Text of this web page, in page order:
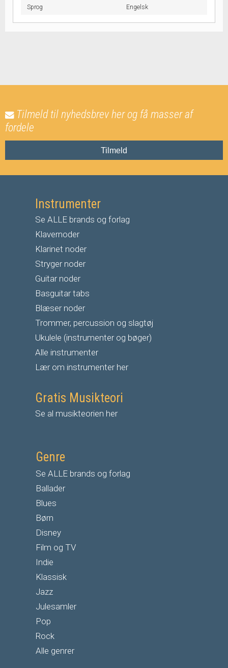
Sprog Engelsk
Tilmeld til nyhedsbrev her og få masser af
fordele
Tilmeld
Instrumenter
Se ALLE brands og forlag
Klavernoder
Klarinet noder
Stryger noder
Guitar noder
Basguitar tabs
Blæser noder
Trommer, percussion og slagtøj
Ukulele (instrumenter og bøger)
Alle instrumenter
Lær om instrumenter her
Gratis Musikteori
Se al musikteorien her
Genre
Se ALLE brands og forlag
Ballader
Blues
Børn
Disney
Film og TV
Indie
Klassisk
Jazz
Julesamler
Pop
Rock
Alle genrer